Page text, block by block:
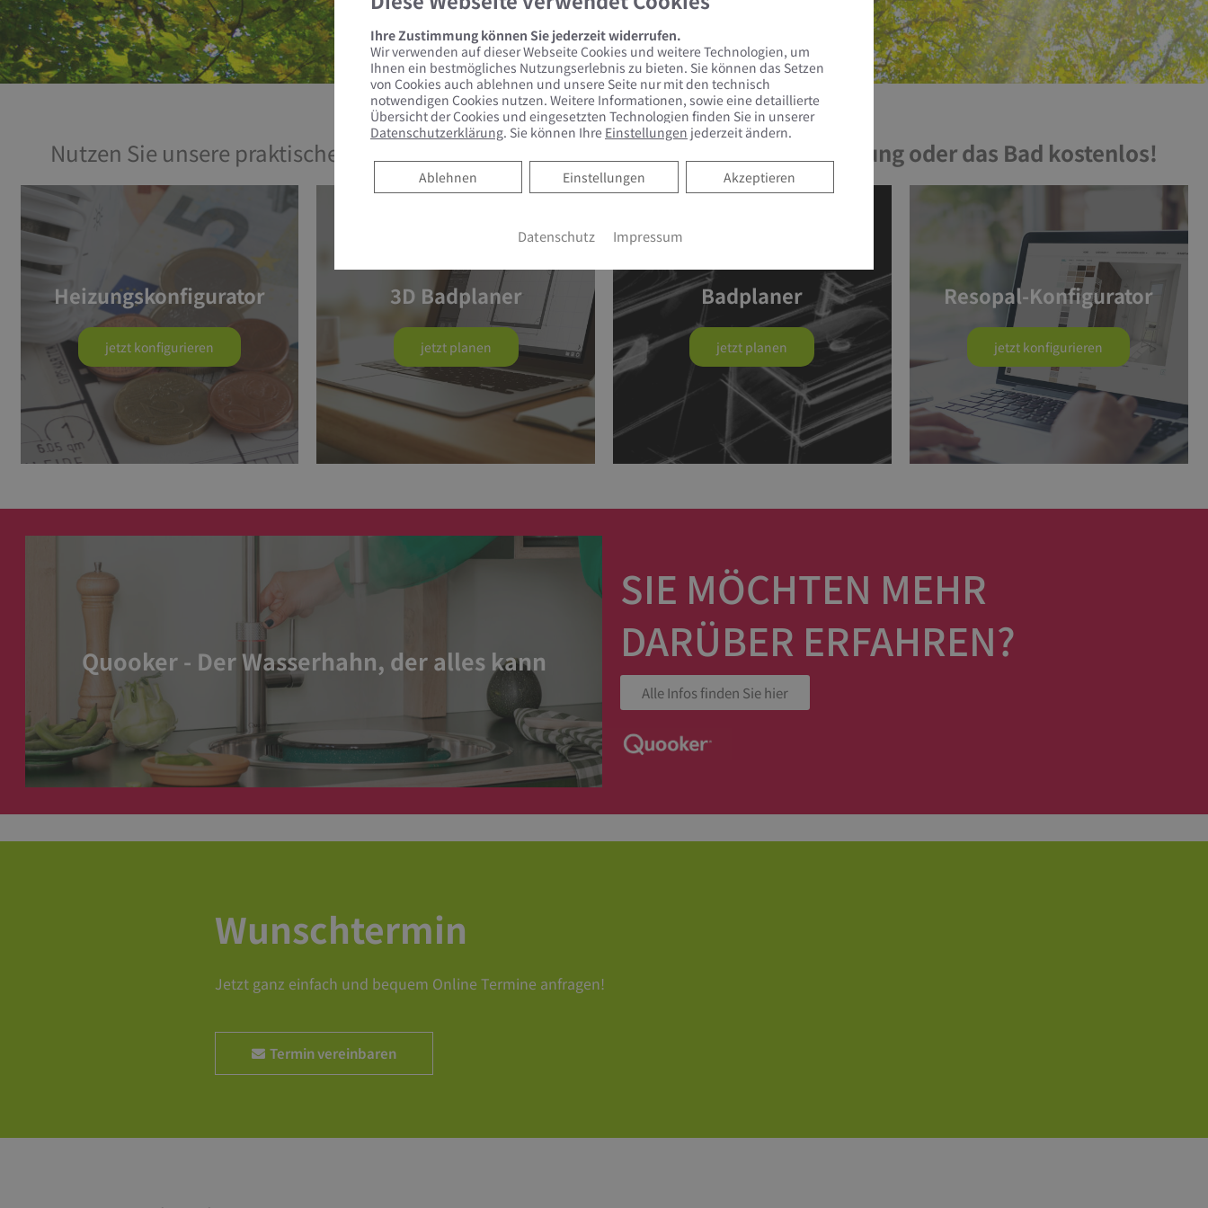
Nutzen Sie unsere praktischen Tools – Planen & Konfigurieren Sie Ihre neue Heizung oder das Bad kostenlos!
Heizungskonfigurator
jetzt konfigurieren
3D Badplaner
jetzt planen
Badplaner
jetzt planen
Resopal-Konfigurator
jetzt konfigurieren
Quooker - Der Wasserhahn, der alles kann
SIE MÖCHTEN MEHR
DARÜBER ERFAHREN?
Alle Infos finden Sie hier
Wunschtermin
Jetzt ganz einfach und bequem Online Termine anfragen!
Termin vereinbaren
Ihre Zustimmung können Sie jederzeit widerrufen.
Wir verwenden auf dieser Webseite Cookies und weitere Technologien, um
Ihnen ein bestmögliches Nutzungserlebnis zu bieten. Sie können das Setzen
von Cookies auch ablehnen und unsere Seite nur mit den technisch
notwendigen Cookies nutzen. Weitere Informationen, sowie eine detaillierte
Übersicht der Cookies und eingesetzten Technologien finden Sie in unserer
Datenschutzerklärung. Sie können Ihre Einstellungen jederzeit ändern.
Akzeptieren
Einstellungen
Ablehnen
Ablehnen
Datenschutz Impressum